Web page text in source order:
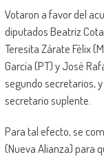
Votaron a favor del
diputados Beatriz
Teresita Zárate Félix
García (PT) y José
segundo secretarios,
secretario suplente.
Para tal efecto, se
(Nueva Alianza) para